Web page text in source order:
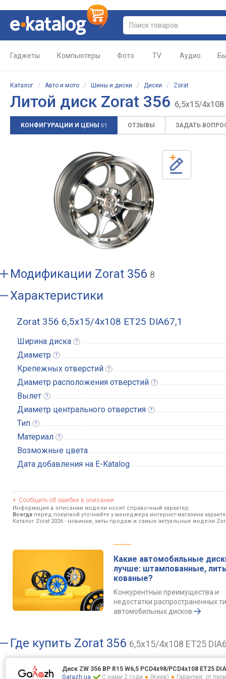
Гаджеты Компьютеры Фото TV Аудио
Каталог / Авто и мото / Шины и диски / Диски / Zorat
Литой диск Zorat 356 6,5x15/4x108
КОНФИГУРАЦИИ И ЦЕНЫ 51 ОТЗЫВЫ ЗАДАТЬ
Модификации Zorat 356 8
Характеристики
Zorat 356 6,5x15/4x108 ET25 DIA67,1
Ширина диска
Диаметр
Крепежных отверстий
Диаметр расположения отверстий
Вылет
Диаметр центрального отверстия
Тип
Материал
Возможные цвета
Дата добавления на E-Katalog
Сообщить об ошибке в описании
Информация в описании модели носит справочный характер.
Всегда перед покупкой уточняйте у менеджера интернет-магазина
Каталог Zorat 2026 - новинки, хиты продаж и самые актуальные модели
Какие автомобильные
лучше: штампованные,
кованые?
Конкурентные преимущества и
недостатки распространенных
автомобильных дисков
Где купить Zorat 356 6,5x15/4x108 ET25
Диск ZW 356 BP R15 W6,5 PCD4x98/PCD4x108 ET25
Garazh.ua
С нами 2 года (Киев) Гарантия: от